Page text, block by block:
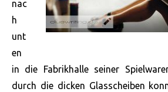
nac
h
unt
en
in die Fabrikhalle seiner
durch die dicken Glasscheiben